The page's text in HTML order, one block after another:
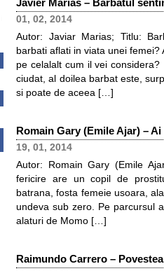
Javier Marias – Barbatul
01, 02, 2014
Autor: Javiar Marias; Titlu:
barbati aflati in viata unei
pe celalalt cum il vei
ciudat, al doilea barbat este,
si poate de aceea […]
Romain Gary (Emile Ajar) –
19, 01, 2014
Autor: Romain Gary (Emile
fericire are un copil de
batrana, fosta femeie usoara,
undeva sub zero. Pe parcursul
alaturi de Momo […]
Raimundo Carrero –